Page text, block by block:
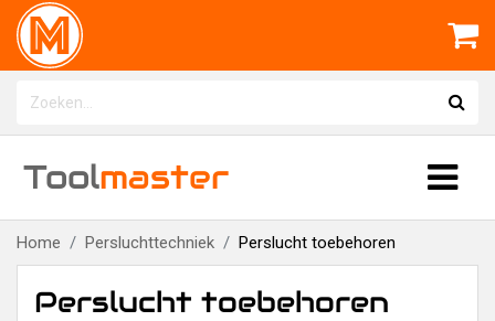
Toolmaster
Home Persluchttechniek Perslucht toebehoren
Perslucht toebehoren